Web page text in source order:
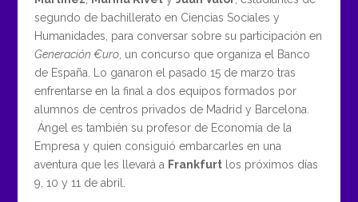
segundo de bachillerato en Ciencias Sociales y
Humanidades, para conversar sobre su participación en
Generación €uro, un concurso que organiza el Banco
de España. Lo ganaron el pasado 15 de marzo tras
enfrentarse en la final a dos equipos formados por
alumnos de centros privados de Madrid y Barcelona.
Ángel es también su profesor de Economía de la
Empresa y quien consiguió embarcarles en una
aventura que les llevará a Frankfurtlos próximos días
9, 10 y 11 de abril.